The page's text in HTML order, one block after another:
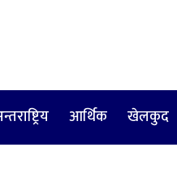
आर्थिक खेलकुद